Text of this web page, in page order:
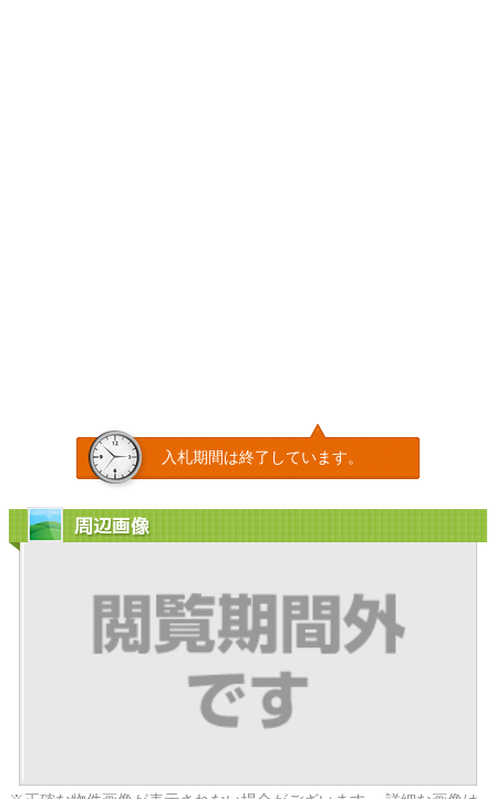
入札期間は終了しています。
周辺画像